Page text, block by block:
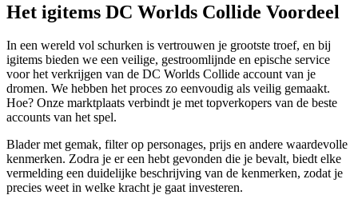
Het igitems DC Worlds Collide Voordeel
In een wereld vol schurken is vertrouwen je grootste troef, en bij
igitems bieden we een veilige, gestroomlijnde en epische service
voor het verkrijgen van de DC Worlds Collide account van je
dromen. We hebben het proces zo eenvoudig als veilig gemaakt.
Hoe? Onze marktplaats verbindt je met topverkopers van de beste
accounts van het spel.
Blader met gemak, filter op personages, prijs en andere waardevolle
kenmerken. Zodra je er een hebt gevonden die je bevalt, biedt elke
vermelding een duidelijke beschrijving van de kenmerken, zodat je
precies weet in welke kracht je gaat investeren.